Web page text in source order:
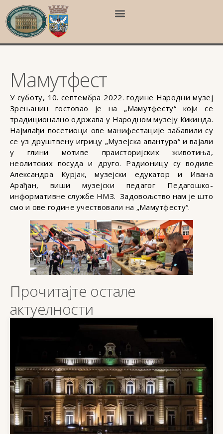
Мамутфест
У суботу, 10. септембра 2022. године Народни музеј
Зрењанин гостовао је на „Мамутфесту“ који се
традиционално одржава у Народном музеју Кикинда.
Најмлађи посетиоци ове манифестације забавили су
се уз друштвену игрицу „Музејска авантура“ и вајали
у глини мотиве праисторијских животиња,
неолитских посуда и друго. Радионицу су водиле
Александра Курјак, музејски едукатор и Ивана
Арађан, виши музејски педагог Педагошко-
информативне службе НМЗ. Задовољство нам је што
смо и ове године учествовали на „Мамутфесту“.
Прочитајте остале
актуелности